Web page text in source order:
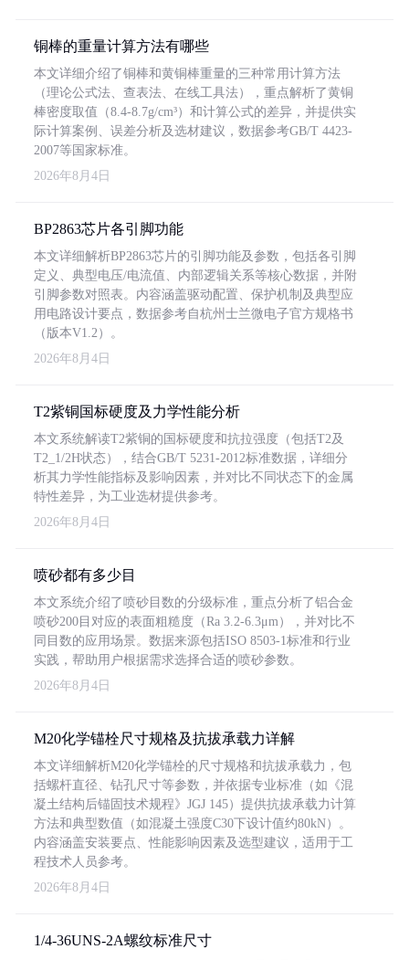
铜棒的重量计算方法有哪些
本文详细介绍了铜棒和黄铜棒重量的三种常用计算方法
（理论公式法、查表法、在线工具法），重点解析了黄铜
棒密度取值（8.4-8.7g/cm³）和计算公式的差异，并提供实
际计算案例、误差分析及选材建议，数据参考GB/T 4423-
2007等国家标准。
2026年8月4日
BP2863芯片各引脚功能
本文详细解析BP2863芯片的引脚功能及参数，包括各引脚
定义、典型电压/电流值、内部逻辑关系等核心数据，并附
引脚参数对照表。内容涵盖驱动配置、保护机制及典型应
用电路设计要点，数据参考自杭州士兰微电子官方规格书
（版本V1.2）。
2026年8月4日
T2紫铜国标硬度及力学性能分析
本文系统解读T2紫铜的国标硬度和抗拉强度（包括T2及
T2_1/2H状态），结合GB/T 5231-2012标准数据，详细分
析其力学性能指标及影响因素，并对比不同状态下的金属
特性差异，为工业选材提供参考。
2026年8月4日
喷砂都有多少目
本文系统介绍了喷砂目数的分级标准，重点分析了铝合金
喷砂200目对应的表面粗糙度（Ra 3.2-6.3μm），并对比不
同目数的应用场景。数据来源包括ISO 8503-1标准和行业
实践，帮助用户根据需求选择合适的喷砂参数。
2026年8月4日
M20化学锚栓尺寸规格及抗拔承载力详解
本文详细解析M20化学锚栓的尺寸规格和抗拔承载力，包
括螺杆直径、钻孔尺寸等参数，并依据专业标准（如《混
凝土结构后锚固技术规程》JGJ 145）提供抗拔承载力计算
方法和典型数值（如混凝土强度C30下设计值约80kN）。
内容涵盖安装要点、性能影响因素及选型建议，适用于工
程技术人员参考。
2026年8月4日
1/4-36UNS-2A螺纹标准尺寸